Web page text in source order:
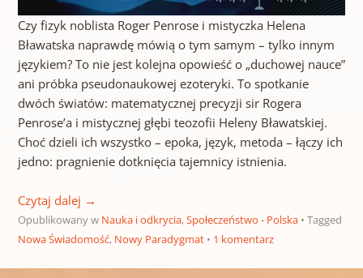
Czy fizyk noblista Roger Penrose i mistyczka Helena
Bławatska naprawdę mówią o tym samym – tylko innym
językiem? To nie jest kolejna opowieść o „duchowej nauce”
ani próbka pseudonaukowej ezoteryki. To spotkanie
dwóch światów: matematycznej precyzji sir Rogera
Penrose’a i mistycznej głębi teozofii Heleny Bławatskiej.
Choć dzieli ich wszystko – epoka, język, metoda – łączy ich
jedno: pragnienie dotknięcia tajemnicy istnienia.
Czytaj dalej →
Opublikowany w Nauka i odkrycia,Społeczeństwo - Polska
Tagged
Nowa Świadomość, Nowy Paradygmat 1 komentarz